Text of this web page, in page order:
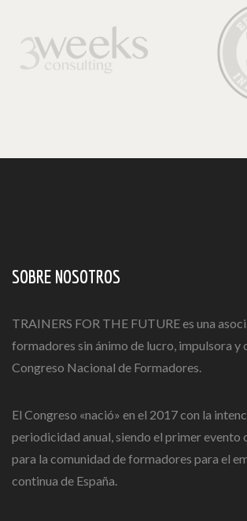
SOBRE NOSOTROS
TRAINERS FOR THE FUTURE es una
formadores sin ánimo de lucro, impulsora y
Congreso Nacional de Formadores.
El Congreso «nació» en el 2017 con la
periodicidad anual, siendo el primer evento
para la comunidad de formadores para el
continua de España.